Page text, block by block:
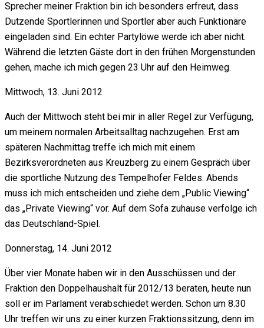
Sprecher meiner Fraktion bin ich besonders erfreut, dass
Dutzende Sportlerinnen und Sportler aber auch Funktionäre
eingeladen sind. Ein echter Partylöwe werde ich aber nicht.
Während die letzten Gäste dort in den frühen Morgenstunden
gehen, mache ich mich gegen 23 Uhr auf den Heimweg.
Mittwoch, 13. Juni 2012
Auch der Mittwoch steht bei mir in aller Regel zur Verfügung,
um meinem normalen Arbeitsalltag nachzugehen. Erst am
späteren Nachmittag treffe ich mich mit einem
Bezirksverordneten aus Kreuzberg zu einem Gespräch über
die sportliche Nutzung des Tempelhofer Feldes. Abends
muss ich mich entscheiden und ziehe dem „Public Viewing“
das „Private Viewing“ vor. Auf dem Sofa zuhause verfolge ich
das Deutschland-Spiel.
Donnerstag, 14. Juni 2012
Über vier Monate haben wir in den Ausschüssen und der
Fraktion den Doppelhaushalt für 2012/13 beraten, heute nun
soll er im Parlament verabschiedet werden. Schon um 8.30
Uhr treffen wir uns zu einer kurzen Fraktionssitzung, denn im